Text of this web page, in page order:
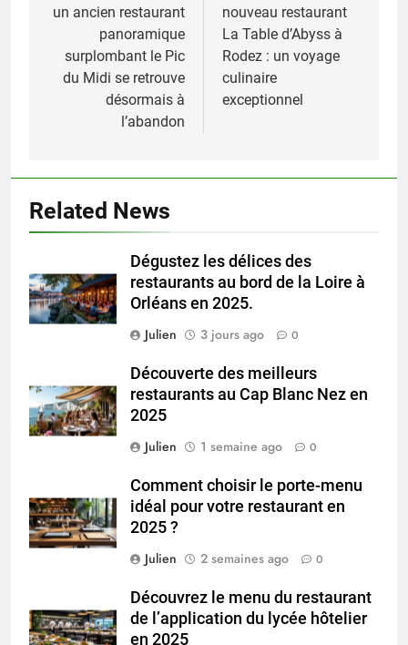
l’article
un ancien restaurant
panoramique
surplombant le Pic
du Midi se retrouve
désormais à
l’abandon
nouveau restaurant
La Table d’Abyss à
Rodez : un voyage
culinaire
exceptionnel
Related News
Dégustez les délices des
restaurants au bord de la Loire à
Orléans en 2025.
Julien
3 jours ago 0
Découverte des meilleurs
restaurants au Cap Blanc Nez en
2025
Julien
1 semaine ago 0
Comment choisir le porte-menu
idéal pour votre restaurant en
2025 ?
Julien
2 semaines ago 0
Découvrez le menu du restaurant
de l’application du lycée hôtelier
en 2025